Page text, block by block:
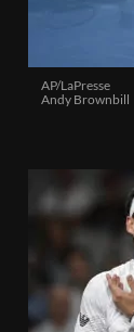
AP/LaPresse
Andy Brownbill